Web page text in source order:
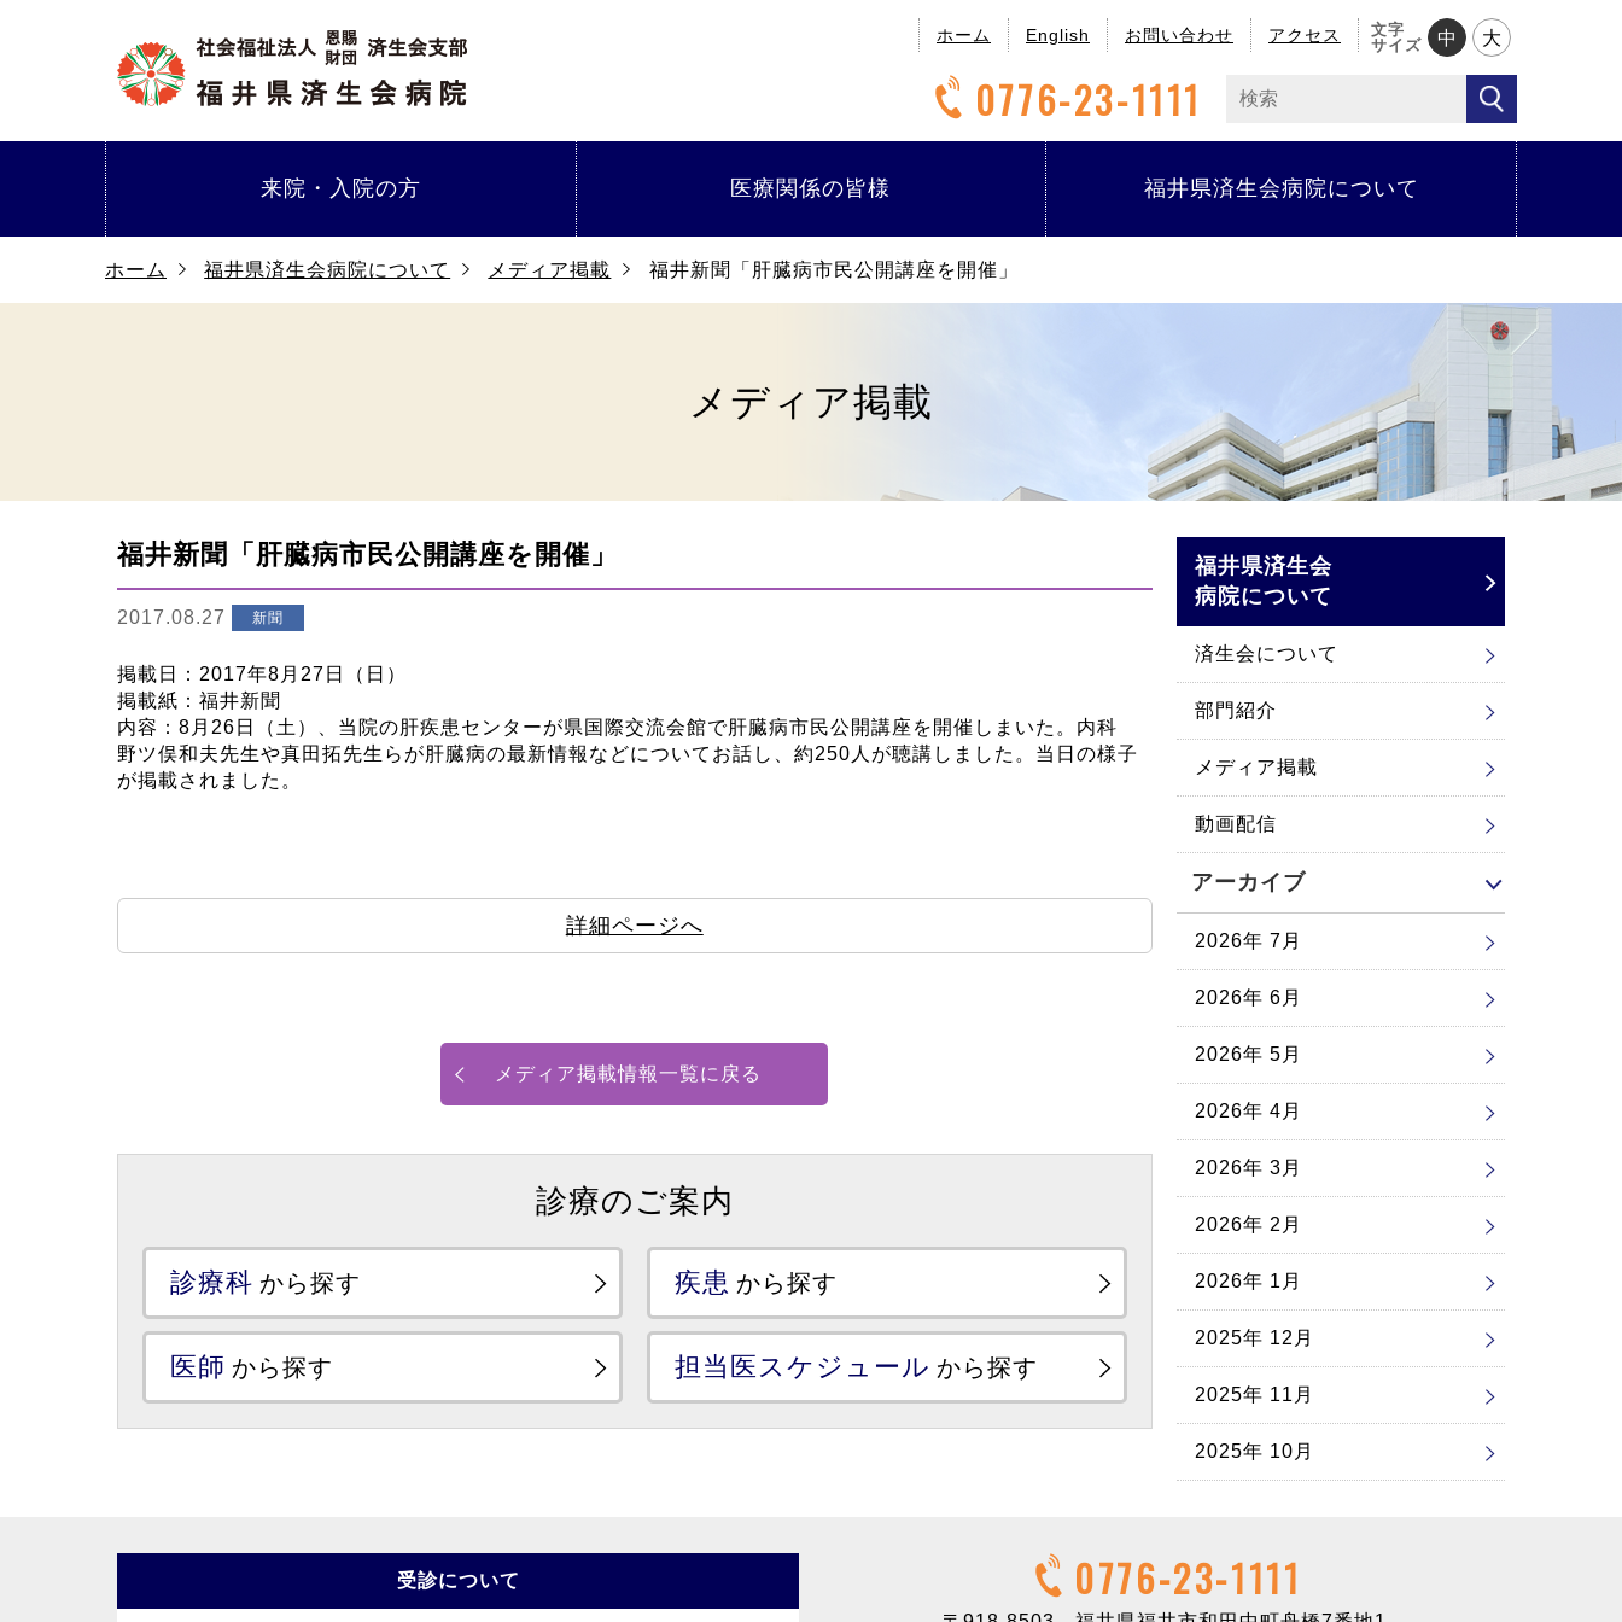
ホーム English お問い合わせ アクセス
文字
サイズ
中 大
0776-23-1111
来院・ 入院の方 医療関係の皆様 福井県済生会病院について
ホーム 福井県済生会病院について メディア掲載 福井新聞「肝臓病市民公開講座を開催」
メディア掲載
福井新聞「肝臓病市民公開講座を開催」
2017.08.27 新聞
掲載日：2017年8月27日（日）
掲載紙：福井新聞
内容：8月26日（土）、当院の肝疾患センターが県国際交流会館で肝臓病市民公開講座を開催しまいた。内科
野ツ俣和夫先生や真田拓先生らが肝臓病の最新情報などについてお話し、約250人が聴講しました。当日の様子
が掲載されました。
詳細ページへ
メディア掲載情報一覧に戻る
診療のご案内
診療科 から探す 疾患 から探す
医師 から探す 担当医スケジュール から探す
福井県済生会
病院について
済生会について
部門紹介
メディア掲載
動画配信
アーカイブ
2026年 7月
2026年 6月
2026年 5月
2026年 4月
2026年 3月
2026年 2月
2026年 1月
2025年 12月
2025年 11月
2025年 10月
受診について 0776-23-1111